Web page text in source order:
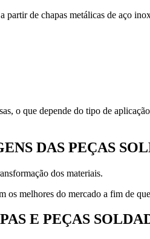
de chapas metálicas de aço
o que depende do tipo de
DAS PEÇAS
dos materiais.
melhores do mercado a fim de
E PEÇAS